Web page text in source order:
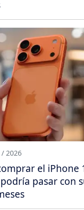
/ 2026
el iPhone
pasar con